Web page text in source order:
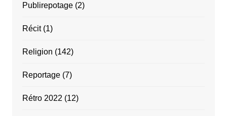
Publirepotage(2)
Récit(1)
Religion (142)
Reportage(7)
Rétro 2022 (12)